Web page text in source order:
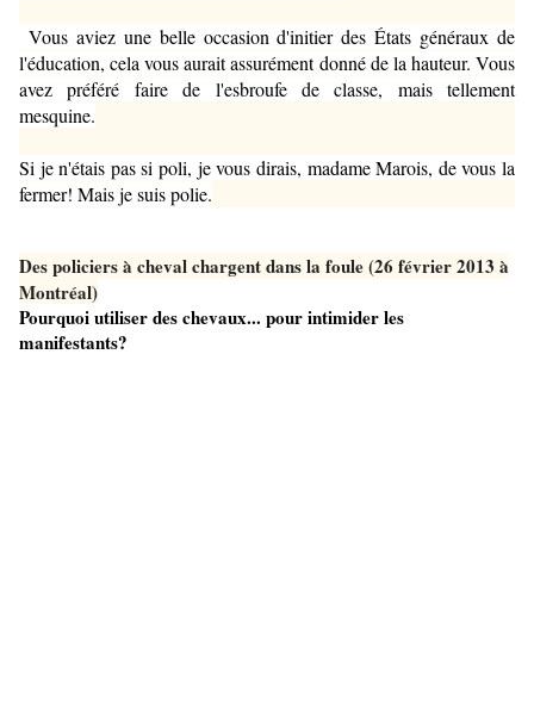
Vous aviez une belle occasion d'initier des États généraux de
l'éducation, cela vous aurait assurément donné de la hauteur. Vous
avez préféré faire de l'esbroufe de classe, mais tellement
mesquine.
Si je n'étais pas si poli, je vous dirais, madame Marois, de vous la
fermer! Mais je suis polie.
Des policiers à cheval chargent dans la foule (26 février 2013 à
Montréal)
Pourquoi utiliser des chevaux... pour intimider les
manifestants?